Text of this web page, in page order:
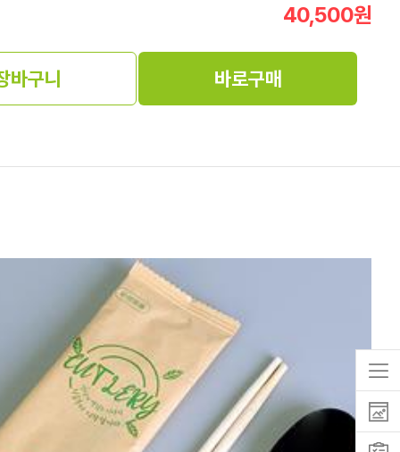
40,500원
바구니 바로구매